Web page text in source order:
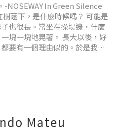
-NOSEWAY In Green Silence
蔭下，是什麼時候嗎？ 可能是
也很長。常坐在操場邊，什麼
塊一塊地晃著。 長大以後，好
要有一個理由似的。於是我們
縫隙，碎成一地閃爍的影；風
於樹的氣味，是否仍記得依
Mateu